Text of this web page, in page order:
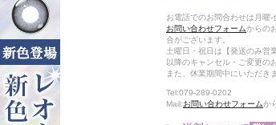
お電話でのお問合わせは月曜-
お問い合わせフォームからの
合がございます。
土曜日・祝日は【発送のみ
以降のキャンセル・ご変更の
また、休業期間中にいただき
Tel:079-289-0202
Mail:お問い合わせフォームか